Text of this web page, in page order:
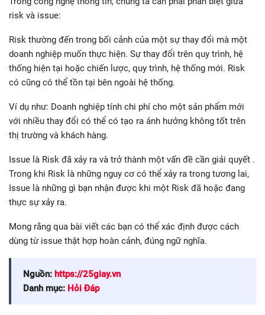
risk và issue:
Risk thường đến trong bối cảnh của một sự thay đổi mà một
doanh nghiệp muốn thực hiện. Sự thay đổi trên quy trình, hệ
thống hiện tại hoặc chiến lược, quy trình, hệ thống mới. Risk
có cũng có thể tồn tại bên ngoài hệ thống.
Ví dụ như: Doanh nghiệp tính chi phí cho một sản phẩm mới
với nhiều thay đổi có thể có tạo ra ảnh hưởng không tốt trên
thị trường và khách hàng.
Issue là Risk đã xảy ra và trở thành một vấn đề cần giải quyết .
Trong khi Risk là những nguy cơ có thể xảy ra trong tương lai,
Issue là những gì bạn nhận được khi một Risk đã hoặc đang
thực sự xảy ra.
Mong rằng qua bài viết các bạn có thể xác định được cách
dùng từ issue thật hợp hoàn cảnh, đúng ngữ nghĩa.
Nguồn: https://25giay.vn
Danh mục: Hỏi Đáp